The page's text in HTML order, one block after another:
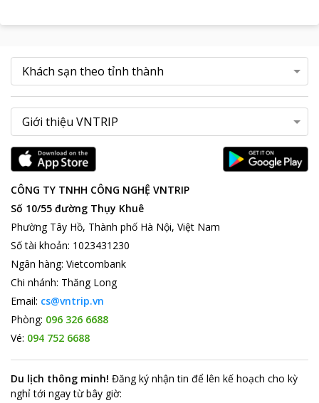
CÔNG TY TNHH CÔNG NGHỆ VNTRIP
Số 10/55 đường Thụy Khuê
Phường Tây Hồ, Thành phố Hà Nội, Việt Nam
Số tài khoản: 1023431230
Ngân hàng: Vietcombank
Chi nhánh: Thăng Long
Email: cs@vntrip.vn
Phòng: 096 326 6688
Vé: 094 752 6688
Du lịch thông minh! Đăng ký nhận tin để lên kế hoạch cho kỳ
nghỉ tới ngay từ bây giờ: